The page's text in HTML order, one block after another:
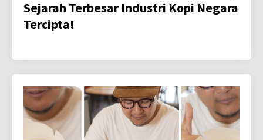
Sejarah Terbesar Industri Kopi Negara
Tercipta!